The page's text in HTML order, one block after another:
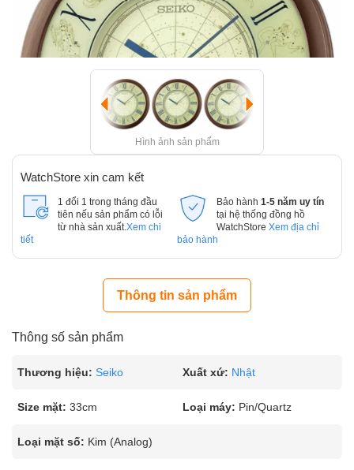
Hình ảnh sản phẩm
WatchStore xin cam kết
1 đổi 1 trong tháng đầu
tiên nếu sản phẩm có lỗi
từ nhà sản xuất. Xem chi
tiết
Bảo hành 1-5 năm uy tín
tại hệ thống đồng hồ
WatchStore Xem địa chỉ
bảo hành
Thông tin sản phẩm
Thông số sản phẩm
Thương hiệu: Seiko Xuất xứ: Nhật
Size mặt: 33cm Loại máy: Pin/Quartz
Loại mặt số: Kim (Analog)